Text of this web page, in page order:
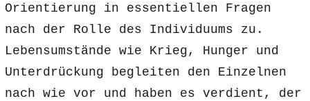
Orientierung in essentiellen Fragen
nach der Rolle des Individuums zu.
Lebensumstände wie Krieg, Hunger und
Unterdrückung begleiten den Einzelnen
nach wie vor und haben es verdient, der